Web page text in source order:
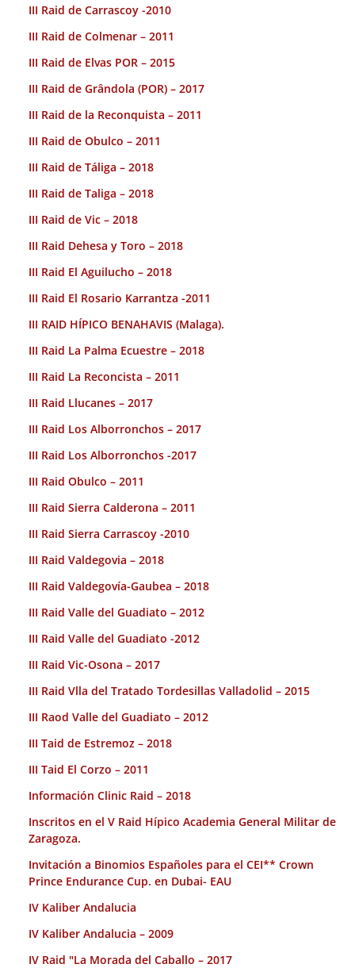
III Raid de Carrascoy -2010
III Raid de Colmenar – 2011
III Raid de Elvas POR – 2015
III Raid de Grândola (POR) – 2017
III Raid de la Reconquista – 2011
III Raid de Obulco – 2011
III Raid de Táliga – 2018
III Raid de Taliga – 2018
III Raid de Vic – 2018
III Raid Dehesa y Toro – 2018
III Raid El Aguilucho – 2018
III Raid El Rosario Karrantza -2011
III RAID HÍPICO BENAHAVIS (Malaga).
III Raid La Palma Ecuestre – 2018
III Raid La Reconcista – 2011
III Raid Llucanes – 2017
III Raid Los Alborronchos – 2017
III Raid Los Alborronchos -2017
III Raid Obulco – 2011
III Raid Sierra Calderona – 2011
III Raid Sierra Carrascoy -2010
III Raid Valdegovia – 2018
III Raid Valdegovía-Gaubea – 2018
III Raid Valle del Guadiato – 2012
III Raid Valle del Guadiato -2012
III Raid Vic-Osona – 2017
III Raid Vlla del Tratado Tordesillas Valladolid – 2015
III Raod Valle del Guadiato – 2012
III Taid de Estremoz – 2018
III Taid El Corzo – 2011
Información Clinic Raid – 2018
Inscritos en el V Raid Hípico Academia General Militar de
Zaragoza.
Invitación a Binomios Españoles para el CEI** Crown
Prince Endurance Cup. en Dubai- EAU
IV Kaliber Andalucia
IV Kaliber Andalucia – 2009
IV Raid "La Morada del Caballo – 2017